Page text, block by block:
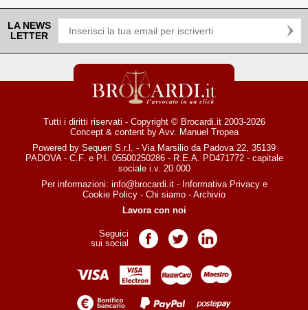
LA NEWS
LETTER
Tutti i diritti riservati - Copyright © Brocardi.it 2003-2026
Concept & content by Avv. Manuel Tropea
Powered by Sequeri S.r.l. - Via Marsilio da Padova 22, 35139
PADOVA - C.F. e P.I. 05500250286 - R.E.A. PD471772 - capitale
sociale i.v. 20.000
Per informazioni: info@brocardi.it- Informativa Privacye
Cookie Policy - Chi siamo - Archivio
Lavora con noi
Seguici
sui social
Pagina Facebook
Pagina TwitterPagina LinkedIn